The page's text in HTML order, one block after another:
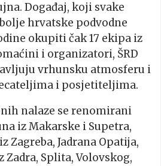
Događaj, koji svake
hrvatske podvodne
okupiti čak 17 ekipa iz
i organizatori, ŠRD
vrhunsku atmosferu i
i posjetiteljima.
nalaze se renomirani
iz Makarske i Supetra,
Zagreba, Jadrana Opatija,
Zadra, Splita, Volovskog,